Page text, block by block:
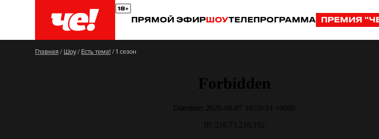
ПРЯМОЙ ЭФИРШОУТЕЛЕПРОГРАММА ПРЕМИЯ
Главная/ Шоу/ Есть тема!/1 сезон